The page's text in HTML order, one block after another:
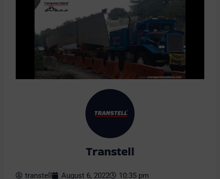
Transtell
transtell August 6, 2022 10:35 pm